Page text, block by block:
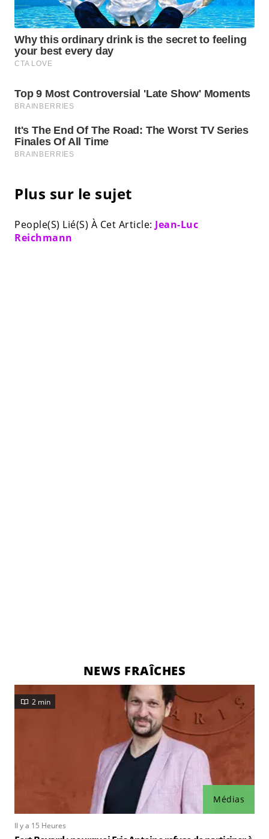
Plus sur le sujet
People(S) Lié(S) À Cet Article: Jean-Luc
Reichmann
NEWS FRAÎCHES
Médias
2 min
Il y a 15 Heures